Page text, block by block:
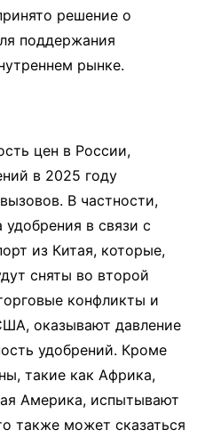
решение о
поддержания
рынке.
цен в России,
в 2025 году
В частности,
в связи с
из Китая, которые,
сняты во второй
конфликты и
оказывают давление
удобрений. Кроме
такие как Африка,
Америка, испытывают
также может сказаться